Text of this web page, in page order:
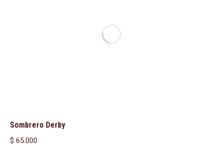
Sombrero Derby
$ 65.000